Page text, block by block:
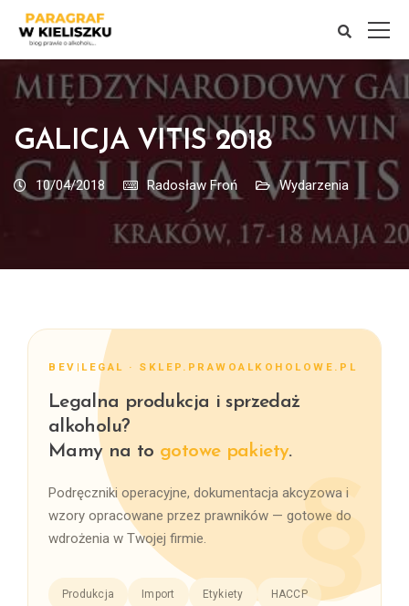
GALICJA VITIS 2018
10/04/2018 Radosław Froń Wydarzenia
BEV|LEGAL · SKLEP.PRAWOALKOHOLOWE.PL
Legalna produkcja i sprzedaż
alkoholu?
Mamy na to gotowe pakiety.
Podręczniki operacyjne, dokumentacja akcyzowa i
wzory opracowane przez prawników — gotowe do
wdrożenia w Twojej firmie.
Produkcja Import Etykiety HACCP